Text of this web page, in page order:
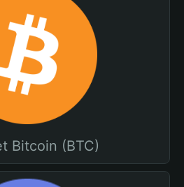
Bitcoin (BTC)